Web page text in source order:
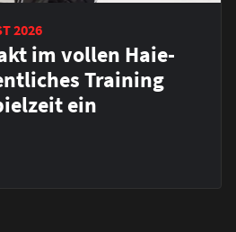
2026
im vollen Haie-
Training
ein